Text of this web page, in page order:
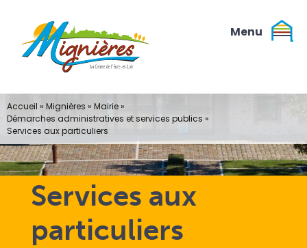
contenu
Services aux
particuliers
Accueil » Mignières » Mairie»
Démarches administratives et services publics »
Services aux particuliers